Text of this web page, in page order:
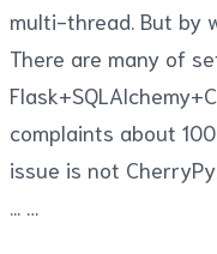
multi-thread. But by
There are many of
complaints about
issue is not
...